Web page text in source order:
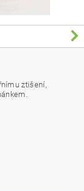
ztišení,